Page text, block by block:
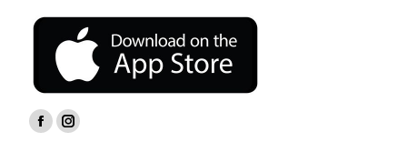
Encuéntranos en:
FacebookInstagram